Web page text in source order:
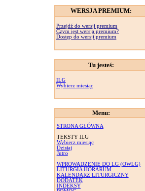
WERSJA PREMIUM:
Przejdź do wersji premium
Czym jest wersja premium?
Dostęp do wersji premium
Tu jesteś:
ILG
Wybierz miesiąc
Menu:
STRONA GŁÓWNA
TEKSTY ILG
Wybierz miesiąc
Dzisiaj
Jutro
WPROWADZENIE DO LG (OWLG)
LITURGIA HORARUM
KALENDARZ LITURGICZNY
DODATEK
INDEKSY